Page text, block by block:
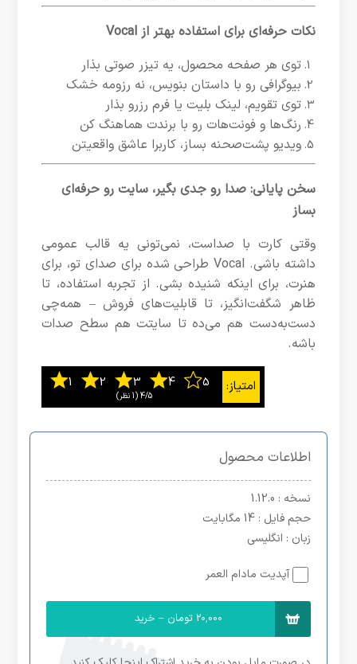
نکات حرفه‌ای برای استفاده بهتر از Vocal
توی هر صفحه محصول، یه تیزر صوتی بذار
بیوگرافی رو با داستان بنویس، نه رزومه خشک
توی تقویم، لینک بلیت یا فرم رزرو بذار
رنگ‌ها و فونت‌هات رو با برندت هماهنگ کن
ویدیو پشت‌صحنه بساز، کاربرا عاشق واقعیتن
سخن پایانی: صدا رو جدی بگیر، سایت رو حرفه‌ای
بساز
وقتی کارت با صداست، نمی‌تونی یه قالب عمومی
داشته باشی. Vocal طراحی شده برای صدای تو، برای
هنرت، برای اینکه شنیده بشی. از تجربه استفاده، تا
ظاهر شگفت‌انگیز، تا قابلیت‌های فروش – همه‌چی
دست‌به‌دست هم می‌ده تا سایتت هم سطح صدات
باشه.
4/5 ‫(1 نظر)
اطلاعات محصول
نسخه : 1.12.0
حجم فایل : 14 مگابایت
زبان : انگلیسی
آپدیت مادام العمر
20,000 تومان – خرید